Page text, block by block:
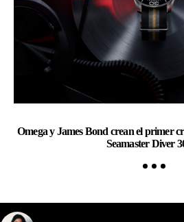
Omega y James Bond crean el primer
Seamaster Diver